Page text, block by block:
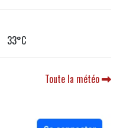
33°C
Toute la météo